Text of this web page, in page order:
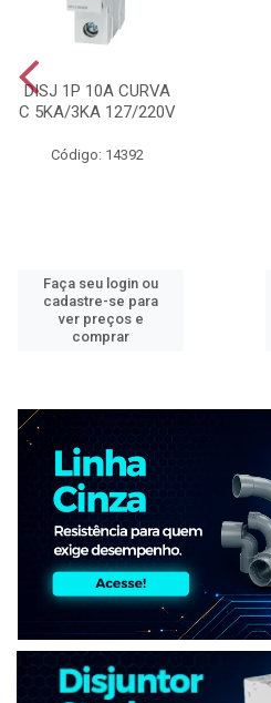
DISJ 1P 10A CURVA
C 5KA/3KA 127/220V
Código: 14392
Faça seu login ou
cadastre-se para
ver preços e
comprar